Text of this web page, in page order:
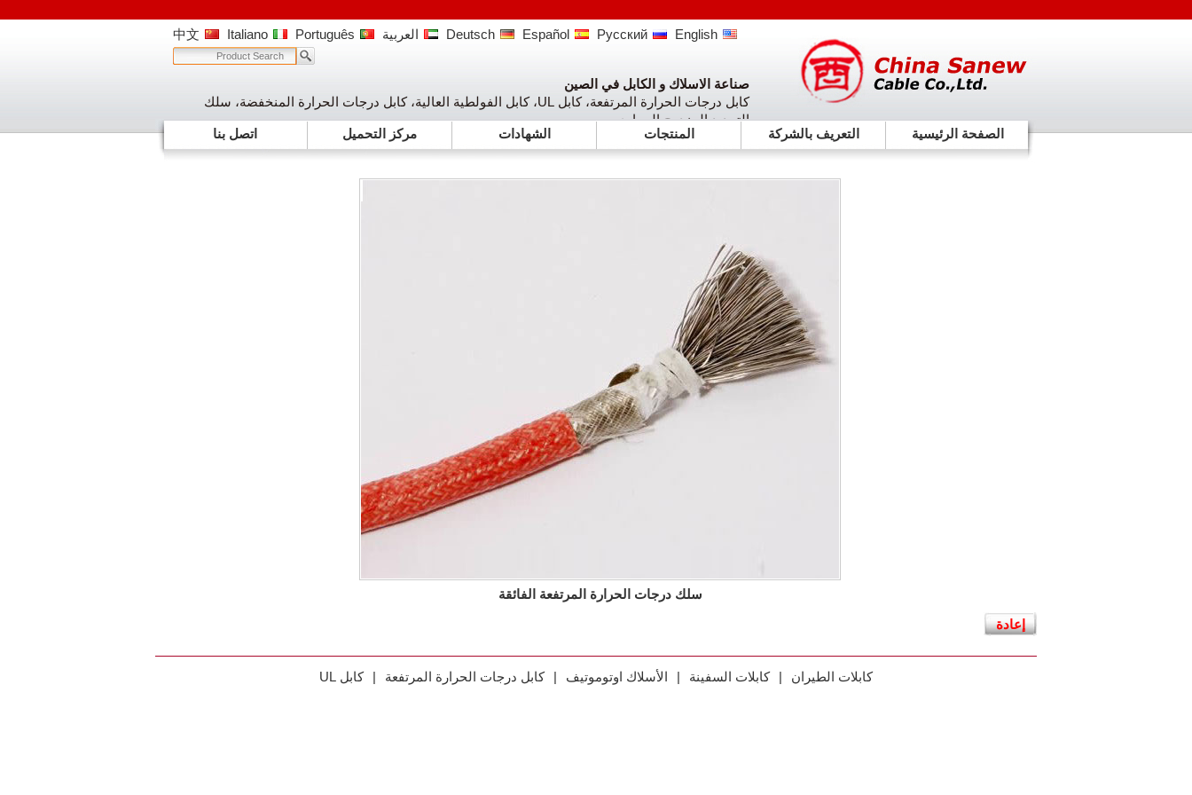
English
Русский
Español
Deutsch العربية Português
Italiano
中文
صناعة الاسلاك و الكابل في الصين
كابل درجات الحرارة المرتفعة، كابل UL، كابل الفولطية العالية، كابل درجات الحرارة المنخفضة، سلك
التمديد المزدوج الحراري
الصفحة الرئيسية
التعريف بالشركة المنتجات الشهادات مركز التحميل اتصل بنا
سلك درجات الحرارة المرتفعة الفائقة
إعادة
كابلات الطيران | كابلات السفينة | الأسلاك اوتوموتيف | كابل درجات الحرارة المرتفعة | كابل UL